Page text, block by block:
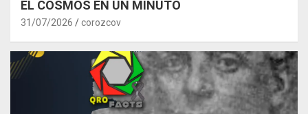
EL COSMOS EN UN MINUTO
31/07/2026 corozcov